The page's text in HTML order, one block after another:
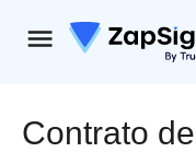
Contrato